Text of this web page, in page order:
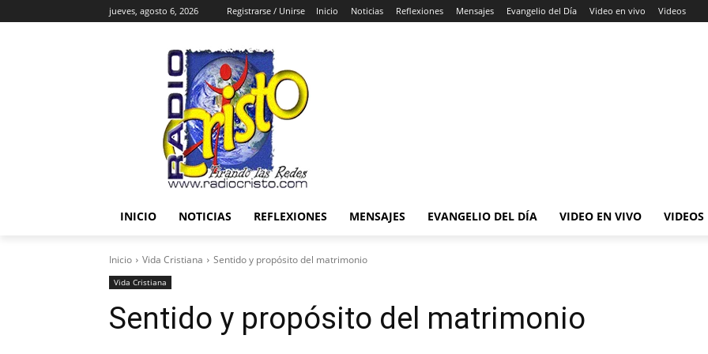
jueves, agosto 6, 2026 Registrarse / Unirse Inicio Noticias Reflexiones Mensajes Evangelio del Día Video en vivo Videos
INICIO NOTICIAS REFLEXIONES MENSAJES EVANGELIO DEL DÍA VIDEO EN VIVO VIDEOS
Inicio Vida Cristiana Sentido y propósito del matrimonio
Vida Cristiana
Sentido y propósito del matrimonio